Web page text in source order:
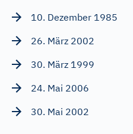
10. Dezember 1985
26. März 2002
30. März 1999
24. Mai 2006
30. Mai 2002